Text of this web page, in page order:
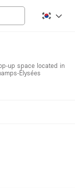
up space located in
Élysées